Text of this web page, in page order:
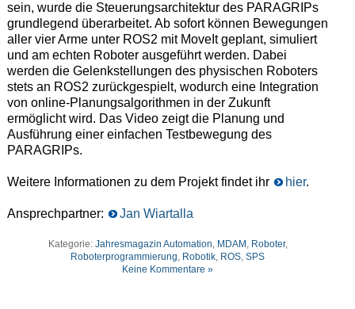
sein, wurde die Steuerungsarchitektur des PARAGRIPs
grundlegend überarbeitet. Ab sofort können Bewegungen
aller vier Arme unter ROS2 mit MoveIt geplant, simuliert
und am echten Roboter ausgeführt werden. Dabei
werden die Gelenkstellungen des physischen Roboters
stets an ROS2 zurückgespielt, wodurch eine Integration
von online-Planungsalgorithmen in der Zukunft
ermöglicht wird. Das Video zeigt die Planung und
Ausführung einer einfachen Testbewegung des
PARAGRIPs.
Weitere Informationen zu dem Projekt findet ihr hier.
Ansprechpartner: Jan Wiartalla
Kategorie: Jahresmagazin Automation, MDAM , Roboter,
Roboterprogrammierung, Robotik, ROS,SPS
Keine Kommentare »